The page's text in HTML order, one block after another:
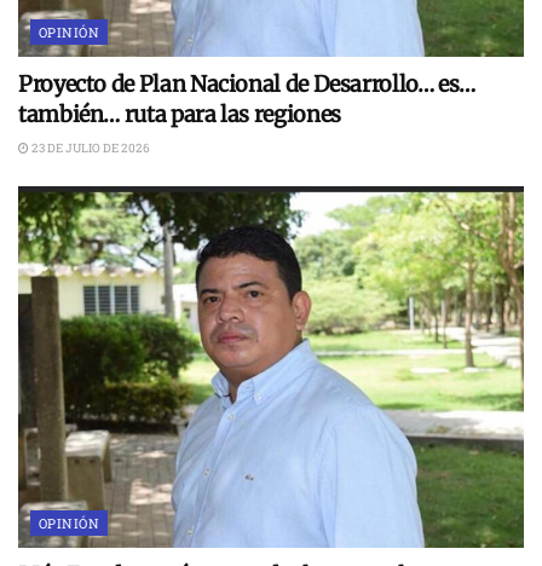
OPINIÓN
Proyecto de Plan Nacional de Desarrollo… es…
también… ruta para las regiones
23 DE JULIO DE 2026
OPINIÓN